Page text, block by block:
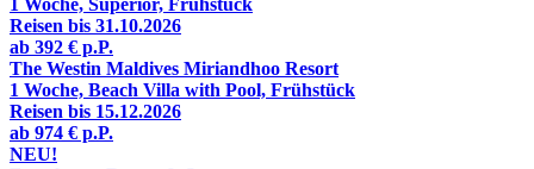
1 Woche, Superior, Frühstück
Reisen bis 31.10.2026
ab 392 € p.P.
The Westin Maldives Miriandhoo Resort
1 Woche, Beach Villa with Pool, Frühstück
Reisen bis 15.12.2026
ab 974 € p.P.
NEU!